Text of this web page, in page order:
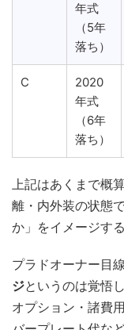
年式
（5年
落ち）
C
2020
年式
（6年
落ち）
上記はあくまで概
離・内外装の状態
か」をイメージす
プラドオーナー目
ジというのは覚悟
オプション・諸費